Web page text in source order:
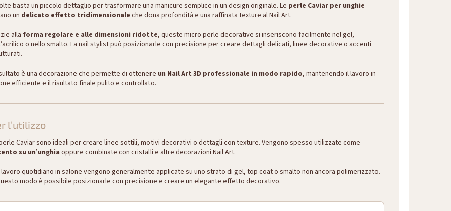
basta un piccolo dettaglio per trasformare una manicure semplice in un design originale. Le perle Caviar per unghie
un delicato effetto tridimensionale che dona profondità e una raffinata texture al Nail Art.
alla forma regolare e alle dimensioni ridotte, queste micro perle decorative si inseriscono facilmente nel gel,
o nello smalto. La nail stylist può posizionarle con precisione per creare dettagli delicati, linee decorative o accenti
è una decorazione che permette di ottenere un Nail Art 3D professionale in modo rapido, mantenendo il lavoro in
efficiente e il risultato finale pulito e controllato.
l’utilizzo
Caviar sono ideali per creare linee sottili, motivi decorativi o dettagli con texture. Vengono spesso utilizzate come
su un’unghia oppure combinate con cristalli e altre decorazioni Nail Art.
lavoro quotidiano in salone vengono generalmente applicate su uno strato di gel, top coat o smalto non ancora polimerizzato.
modo è possibile posizionarle con precisione e creare un elegante effetto decorativo.